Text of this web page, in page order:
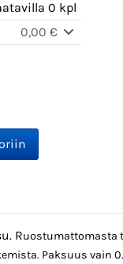
0 kpl
0,00 €
Ruostumattomasta
Paksuus vain